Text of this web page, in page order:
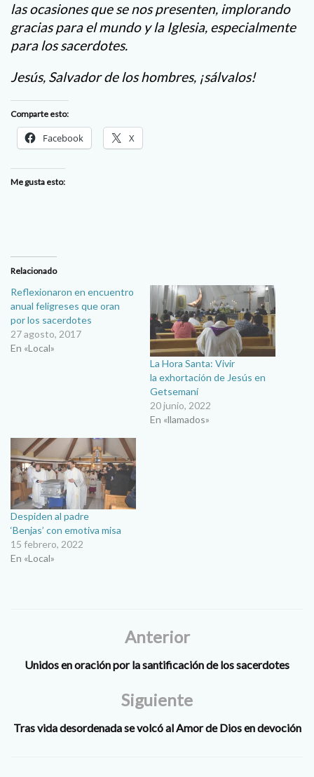
las ocasiones que se nos presenten, implorando
gracias para el mundo y la Iglesia, especialmente
para los sacerdotes.
Jesús, Salvador de los hombres, ¡sálvalos!
Comparte esto:
Facebook X
Me gusta esto:
Relacionado
Reflexionaron en encuentro
anual feligreses que oran
por los sacerdotes
27 agosto, 2017
En «Local»
La Hora Santa: Vivir
la exhortación de Jesús en
Getsemaní
20 junio, 2022
En «llamados»
Despiden al padre
‘Benjas’ con emotiva misa
15 febrero, 2022
En «Local»
Anterior
Unidos en oración por la santificación de los sacerdotes
Siguiente
Tras vida desordenada se volcó al Amor de Dios en devoción